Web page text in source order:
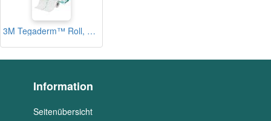
3M Tegaderm™ Roll, 10 cm x 10 m, 1 Rolle
Information
Seitenübersicht